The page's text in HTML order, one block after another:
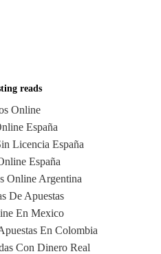
reads
Online
España
Licencia España
España
Online Argentina
De Apuestas
En Mexico
En Colombia
Con Dinero Real